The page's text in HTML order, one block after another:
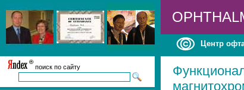
Центр
поиск по сайту